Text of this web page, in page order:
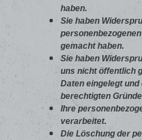
haben.
Sie haben
gemacht haben.
Sie haben
uns nicht öffentlich
Daten eingelegt
berechtigten
Ihre
verarbeitet.
Die Löschung der